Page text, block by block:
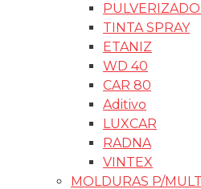
TINTA SPRAY
ETANIZ
WD 40
CAR 80
Aditivo
LUXCAR
RADNA
VINTEX
MOLDURAS P/